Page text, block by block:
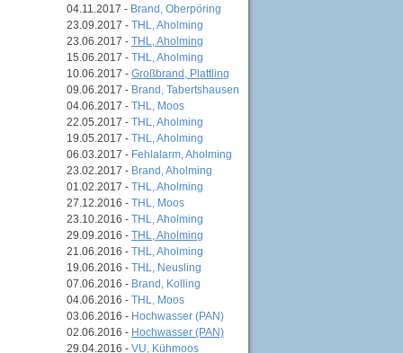
04.11.2017 - Brand, Oberpöring
23.09.2017 - THL, Aholming
23.06.2017 - THL, Aholming
15.06.2017 - THL, Aholming
10.06.2017 - Großbrand, Plattling
09.06.2017 - Brand, Tabertshausen
04.06.2017 - THL, Moos
22.05.2017 - THL, Aholming
19.05.2017 - THL, Aholming
06.03.2017 - Fehlalarm, Aholming
23.02.2017 - Brand, Aholming
01.02.2017 - THL, Aholming
27.12.2016 - THL, Moos
23.10.2016 - THL, Aholming
29.09.2016 - THL, Aholming
21.06.2016 - THL, Aholming
19.06.2016 - THL, Neusling
07.06.2016 - Brand, Kolling
04.06.2016 - THL, Moos
03.06.2016 - Hochwasser (PAN)
02.06.2016 - Hochwasser (PAN)
29.04.2016 - VU, Kühmoos